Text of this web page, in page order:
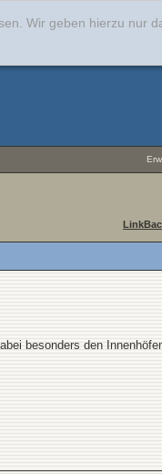
Wir geben hierzu nur
besonders den